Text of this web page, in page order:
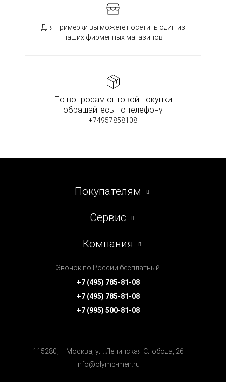
Для примерки вы можете посетить один из
наших фирменных магазинов
По вопросам оптовой покупки
обращайтесь по телефону
+74957858108
Покупателям
Сервис
Компания
Звонок по России бесплатный
+7 (495) 785-81-08
+7 (495) 785-81-08
+7 (995) 500-81-08
115280, г. Москва, ул. Ленинская Cлобода, 26
info@olymp-men.ru